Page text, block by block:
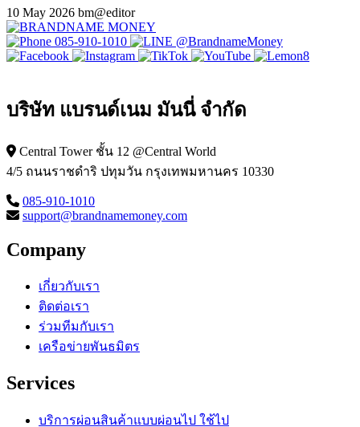
10 May 2026 bm@editor
085-910-1010 @BrandnameMoney
บริษัท แบรนด์เนม มันนี่ จำกัด
Central Tower ชั้น 12 @Central World
4/5 ถนนราชดำริ ปทุมวัน กรุงเทพมหานคร 10330
085-910-1010
support@brandnamemoney.com
Company
เกี่ยวกับเรา
ติดต่อเรา
ร่วมทีมกับเรา
เครือข่ายพันธมิตร
Services
บริการผ่อนสินค้าแบบผ่อนไป ใช้ไป